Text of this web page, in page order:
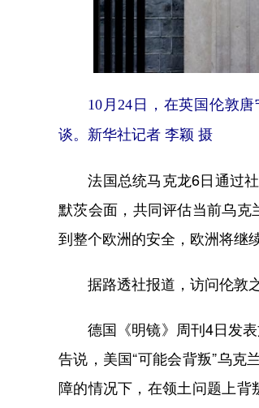
10月24日，在英国伦敦
谈。新华社记者 李颖 摄
法国总统马克龙6日通过社
默茨会面，共同评估当前乌克
到整个欧洲的安全，欧洲将继
据路透社报道，访问伦敦之
德国《明镜》周刊4日发表
告说，美国“可能会背叛”乌克
障的情况下，在领土问题上背